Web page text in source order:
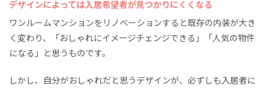
デザインによっては入居希望者が見つかりにくくなる
ワンルームマンションをリノベーションすると既存の内装が大き
く変わり、「おしゃれにイメージチェンジできる」「人気の物件
になる」と思うものです。
しかし、自分がおしゃれだと思うデザインが、必ずしも入居者に